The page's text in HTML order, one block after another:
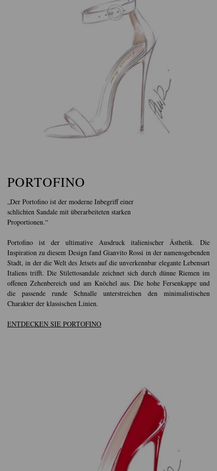
PORTOFINO
„Der Portofino ist der moderne Inbegriff einer
schlichten Sandale mit überarbeiteten starken
Proportionen.“
Portofino ist der ultimative Ausdruck italienischer Ästhetik. Die
Inspiration zu diesem Design fand Gianvito Rossi in der namensgebenden
Stadt, in der die Welt des Jetsets auf die unverkennbar elegante Lebensart
Italiens trifft. Die Stilettosandale zeichnet sich durch dünne Riemen im
offenen Zehenbereich und am Knöchel aus. Die hohe Fersenkappe und
die passende runde Schnalle unterstreichen den minimalistischen
Charakter der klassischen Linien.
ENTDECKEN SIE PORTOFINO